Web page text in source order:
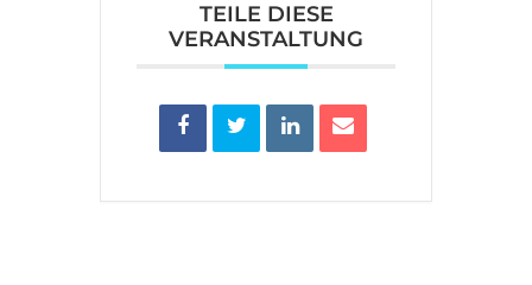
TEILE DIESE
VERANSTALTUNG